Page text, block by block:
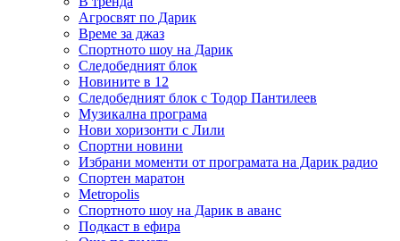
Агросвят по Дарик
Време за джаз
Спортното шоу на Дарик
Следобедният блок
Новините в 12
Следобедният блок с Тодор Пантилеев
Музикална програма
Нови хоризонти с Лили
Спортни новини
Избрани моменти от програмата на Дарик радио
Спортен маратон
Metropolis
Спортното шоу на Дарик в аванс
Подкаст в ефира